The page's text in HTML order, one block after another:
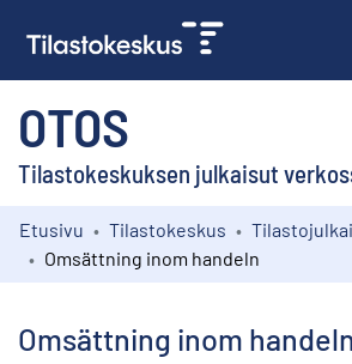
OTOS
Tilastokeskuksen julkaisut
Kokoelmat
Etusivu Tilastokeskus
Omsättning inom handeln
Omsättning inom handeln